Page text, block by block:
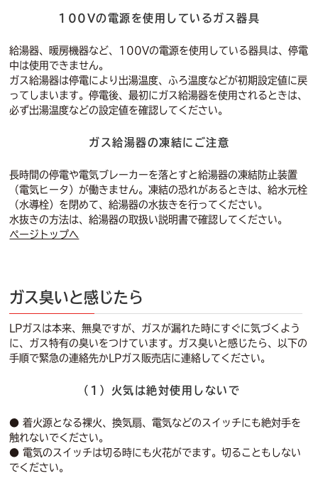
100Vの電源を使用しているガス器具
給湯器、暖房機器など、100Vの電源を使用している器具は、停電
中は使用できません。
ガス給湯器は停電により出湯温度、ふろ温度などが初期設定値に戻
ってしまいます。停電後、最初にガス給湯器を使用されるときは、
必ず出湯温度などの設定値を確認してください。
ガス給湯器の凍結にご注意
長時間の停電や電気ブレーカーを落とすと給湯器の凍結防止装置
（電気ヒータ）が働きません。凍結の恐れがあるときは、給水元栓
（水導栓）を閉めて、給湯器の水抜きを行ってください。
水抜きの方法は、給湯器の取扱い説明書で確認してください。
ページトップへ
ガス臭いと感じたら
LPガスは本来、無臭ですが、ガスが漏れた時にすぐに気づくよう
に、ガス特有の臭いをつけています。ガス臭いと感じたら、以下の
手順で緊急の連絡先かLPガス販売店に連絡してください。
（1）火気は絶対使用しないで
● 着火源となる裸火、換気扇、電気などのスイッチにも絶対手を
触れないでください。
● 電気のスイッチは切る時にも火花がでます。切ることもしない
でください。